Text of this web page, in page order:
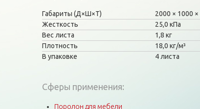
Габариты (Д×Ш×Т) 2000 1000
Жесткость
25,0 кПа
Вес листа
1,8 кг
Плотность
18,0 кг/м³
В упаковке
4 листа
Сферы применения:
Поролон для мебели